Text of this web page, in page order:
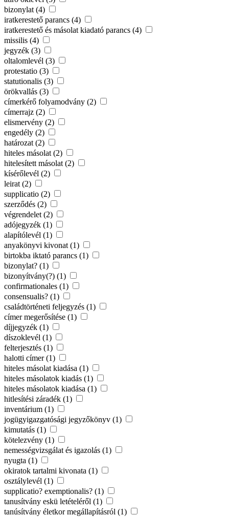
bizonylat (4)
iratkerestető parancs (4)
iratkerestető és másolat kiadató parancs (4)
missilis (4)
jegyzék (3)
oltalomlevél (3)
protestatio (3)
statutionalis (3)
örökvallás (3)
címerkérő folyamodvány (2)
címerrajz (2)
elismervény (2)
engedély (2)
határozat (2)
hiteles másolat (2)
hitelesített másolat (2)
kísérőlevél (2)
leirat (2)
supplicatio (2)
szerződés (2)
végrendelet (2)
adójegyzék (1)
alapítólevél (1)
anyakönyvi kivonat (1)
birtokba iktató parancs (1)
bizonylat? (1)
bizonyítvány(?) (1)
confirmationales (1)
consensualis? (1)
családtörténeti feljegyzés (1)
címer megerősítése (1)
díjjegyzék (1)
díszoklevél (1)
felterjesztés (1)
halotti címer (1)
hiteles másolat kiadása (1)
hiteles másolatok kiadás (1)
hiteles másolatok kiadása (1)
hitlesítési záradék (1)
inventárium (1)
jogügyigazgatósági jegyzőkönyv (1)
kimutatás (1)
kötelezvény (1)
nemességvizsgálat és igazolás (1)
nyugta (1)
okiratok tartalmi kivonata (1)
osztálylevél (1)
supplicatio? exemptionalis? (1)
tanusítvány eskü letételéről (1)
tanúsítvány életkor megállapításról (1)